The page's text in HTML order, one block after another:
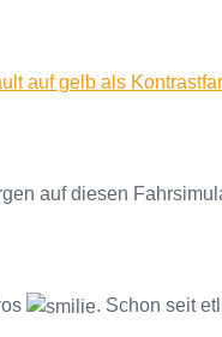
auf gelb als
auf diesen
. Schon seit